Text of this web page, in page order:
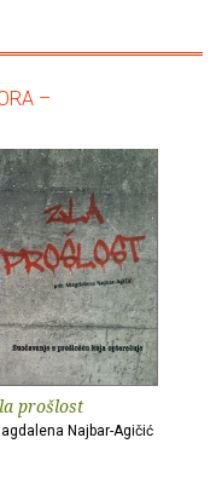
–
prošlost
Najbar-Agičić